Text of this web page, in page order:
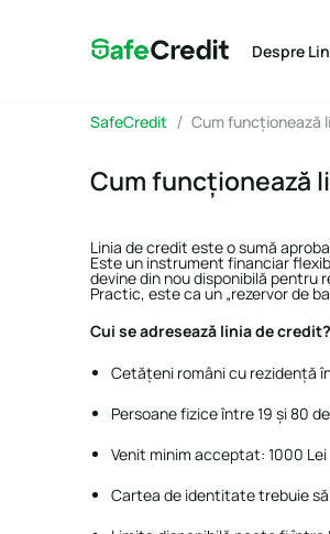
Despre
SafeCredit Cum funcționează
Cum funcționează
Linia de credit este o sumă
Este un instrument financiar
devine din nou disponibilă pentru
Practic, este ca un „rezervor de
Cui se adresează linia de credit?
Cetățeni români cu rezidență
Persoane fizice între 19 și 80
Venit minim acceptat: 1000 Lei
Cartea de identitate trebuie